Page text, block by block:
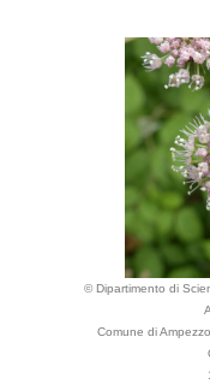
© Dipartimento di
Comune di